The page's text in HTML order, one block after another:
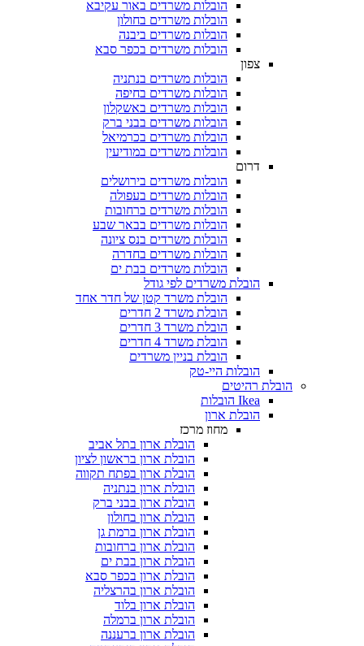
הובלות משרדים באור עקיבא
הובלות משרדים בחולון
הובלות משרדים ביבנה
הובלות משרדים בכפר סבא
צפון
הובלות משרדים בנתניה
הובלות משרדים בחיפה
הובלות משרדים באשקלון
הובלות משרדים בבני ברק
הובלות משרדים בכרמיאל
הובלות משרדים במודיעין
דרום
הובלות משרדים בירושלים
הובלות משרדים בעפולה
הובלות משרדים ברחובות
הובלות משרדים בבאר שבע
הובלות משרדים בנס ציונה
הובלות משרדים בחדרה
הובלות משרדים בבת ים
הובלת משרדים לפי גודל
הובלת משרד קטן של חדר אחד
הובלת משרד 2 חדרים
הובלת משרד 3 חדרים
הובלת משרד 4 חדרים
הובלת בניין משרדים
הובלות היי-טק
הובלת רהיטים
Ikea הובלות
הובלת ארון
מחוז מרכז
הובלת ארון בתל אביב
הובלת ארון בראשון לציון
הובלת ארון בפתח תקווה
הובלת ארון בנתניה
הובלת ארון בבני ברק
הובלת ארון בחולון
הובלת ארון ברמת גן
הובלת ארון ברחובות
הובלת ארון בבת ים
הובלת ארון בכפר סבא
הובלת ארון בהרצליה
הובלת ארון בלוד
הובלת ארון ברמלה
הובלת ארון ברעננה